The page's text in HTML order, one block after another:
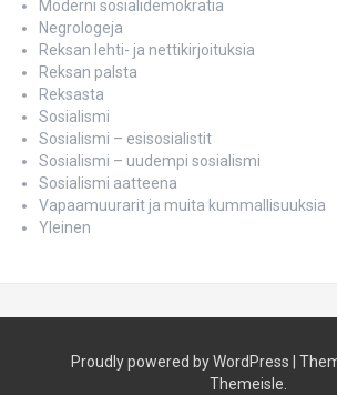
Moderni sosialidemokratia
Negrologeja
Reksan lehti- ja nettikirjoituksia
Reksan palsta
Reksasta
Sosialismi
Sosialismi – esisosialistit
Sosialismi – uudempi sosialismi
Sosialismi aatteena
Vapaamuurarit ja muita kummallisuuksia
Yleinen
Proudly powered by WordPress |
Themeisle.